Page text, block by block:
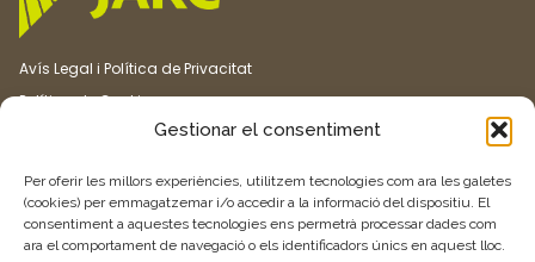
Gestionar el consentiment
Per oferir les millors experiències, utilitzem tecnologies com ara les galetes
(cookies) per emmagatzemar i/o accedir a la informació del dispositiu. El
consentiment a aquestes tecnologies ens permetrà processar dades com
ara el comportament de navegació o els identificadors únics en aquest lloc.
Avís Legal i Política de Privacitat
Política de Cookies
Vull rebre més informació